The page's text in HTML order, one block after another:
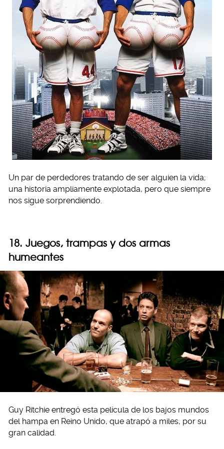
Un par de perdedores tratando de ser alguien la vida;
una historia ampliamente explotada, pero que siempre
nos sigue sorprendiendo.
18. Juegos, trampas y dos armas
humeantes
Guy Ritchie entregó esta película de los bajos mundos
del hampa en Reino Unido, que atrapó a miles, por su
gran calidad.